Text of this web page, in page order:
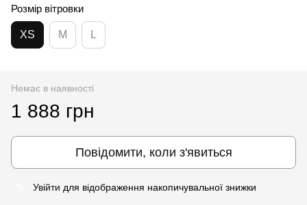
Розмір вітровки
XS M L
Немає в наявності
1 888 грн
Повідомити, коли з'явиться
Увійти для відображення накопичувальної знижки